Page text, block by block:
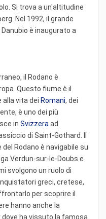
Si trova a un'altitudine
Nel 1992, il grande
è inaugurato a
il Rodano è
Questo fiume è il
vita dei Romani, dei
è uno dei più
in Svizzera ad
di Saint-Gothard. Il
Rodano è navigabile su
Verdun-sur-le-Doubs e
svolgono un ruolo di
greci, cretese,
per scoprire il
hanno anche la
ha vissuto la famosa